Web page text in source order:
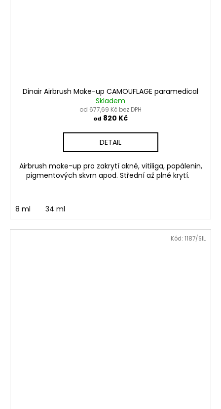
Dinair Airbrush Make-up CAMOUFLAGE paramedical
Skladem
od 677,69 Kč bez DPH
od 820 Kč
DETAIL
Airbrush make-up pro zakrytí akné, vitiliga, popálenin,
pigmentových skvrn apod. Střední až plné krytí.
8 ml 34 ml
Kód: 1187/SIL